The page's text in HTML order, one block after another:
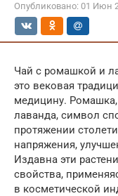
Опубликовано: 01 Июн
Чай с ромашкой и
это вековая
медицину. Ромашка,
лаванда, символ
протяжении
напряжения,
Издавна эти
свойства,
в косметической